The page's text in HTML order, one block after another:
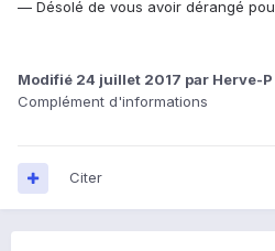
— Désolé de vous avoir dérangé
Modifié 24 juillet 2017 par Herve-P
Complément d'informations
Citer